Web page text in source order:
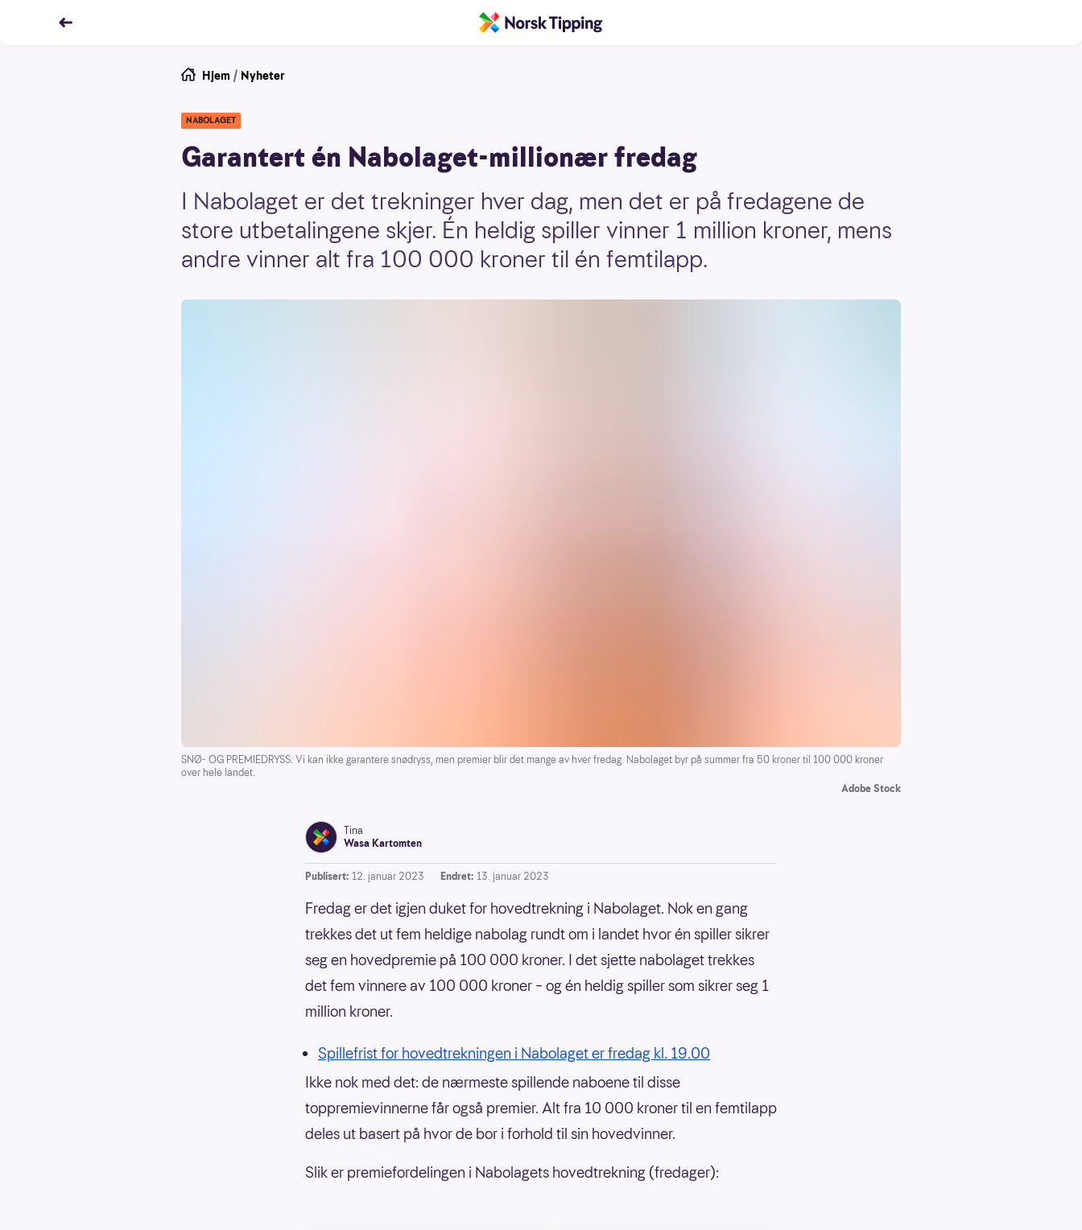
Hjem / Nyheter
NABOLAGET
Garantert én Nabolaget-millionær fredag
I Nabolaget er det trekninger hver dag, men det er på fredagene de
store utbetalingene skjer. Én heldig spiller vinner 1 million kroner, mens
andre vinner alt fra 100 000 kroner til én femtilapp.
SNØ- OG PREMIEDRYSS: Vi kan ikke garantere snødryss, men premier blir det mange av hver fredag. Nabolaget byr på summer fra 50 kroner til 100 000 kroner
over hele landet.
Adobe Stock
Tina
Wasa Kartomten
Publisert: 12. januar 2023 Endret: 13. januar 2023
Fredag er det igjen duket for hovedtrekning i Nabolaget. Nok en gang
trekkes det ut fem heldige nabolag rundt om i landet hvor én spiller sikrer
seg en hovedpremie på 100 000 kroner. I det sjette nabolaget trekkes
det fem vinnere av 100 000 kroner – og én heldig spiller som sikrer seg 1
million kroner.
Spillefrist for hovedtrekningen i Nabolaget er fredag kl. 19.00
Ikke nok med det: de nærmeste spillende naboene til disse
toppremievinnerne får også premier. Alt fra 10 000 kroner til en femtilapp
deles ut basert på hvor de bor i forhold til sin hovedvinner.
Slik er premiefordelingen i Nabolagets hovedtrekning (fredager):